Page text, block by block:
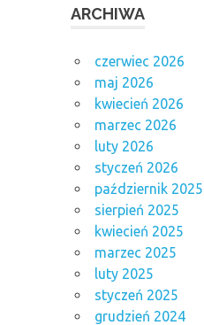
ARCHIWA
czerwiec 2026
maj 2026
kwiecień 2026
marzec 2026
luty 2026
styczeń 2026
październik 2025
sierpień 2025
kwiecień 2025
marzec 2025
luty 2025
styczeń 2025
grudzień 2024